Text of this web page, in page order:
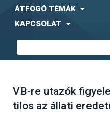
ÁTFOGÓ TÉMÁK
KAPCSOLAT
VB-re utazók
tilos az állati